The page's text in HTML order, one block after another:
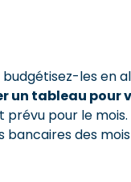
les en
un tableau pour
pour le
bancaires des